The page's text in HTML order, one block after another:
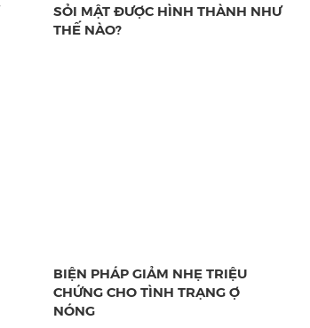
SỎI MẬT ĐƯỢC HÌNH THÀNH NHƯ
THẾ NÀO?
BIỆN PHÁP GIẢM NHẸ TRIỆU
CHỨNG CHO TÌNH TRẠNG Ợ
NÓNG